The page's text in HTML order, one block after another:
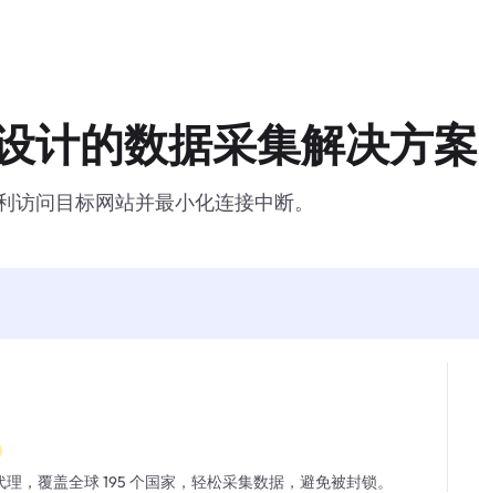
计的数据采集解决方案
问目标网站并最小化连接中断。
理，覆盖全球 195 个国家，轻松采集数据，避免被封锁。